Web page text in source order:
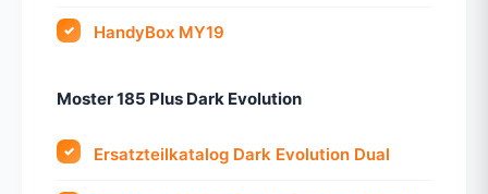
HandyBox MY19
Moster 185 Plus Dark Evolution
Ersatzteilkatalog Dark Evolution Dual